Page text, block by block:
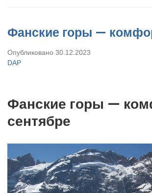
Фанские горы —
Опубликовано 30.12.2023
DAP
Фанские горы —
сентябре